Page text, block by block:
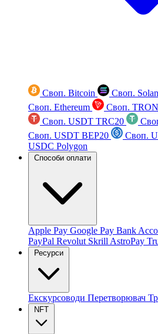
Своп. Bitcoin Своп.
Своп. Ethereum
Своп. TRON
Своп. USDT TRC20
Своп. USDT BEP20
Своп.
USDC Polygon
Способи оплати
Apple Pay Google Pay Bank
PayPal Revolut Skrill AstroPay
Ресурси
Екскурсоводи Перетворювач
NFT